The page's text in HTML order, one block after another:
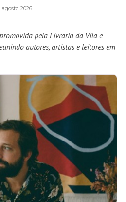
agosto 2026
pela Livraria da Vila e
autores, artistas e leitores em